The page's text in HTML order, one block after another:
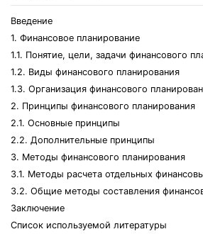
Введение
1. Финансовое планирование
1.1. Понятие, цели, задачи финансового
1.2. Виды финансового планирования
1.3. Организация финансового
2. Принципы финансового планирования
2.1. Основные принципы
2.2. Дополнительные принципы
3. Методы финансового планирования
3.1. Методы расчета отдельных
3.2. Общие методы составления
Заключение
Список используемой литературы